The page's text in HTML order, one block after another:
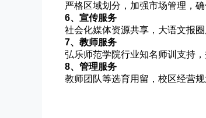
严格区域划分，加强市场管理，
6、宣传服务
社会化媒体资源共享，大语文报
7、教师服务
弘乐师范学院行业知名师训支持
8、管理服务
教师团队等选育用留，校区经营